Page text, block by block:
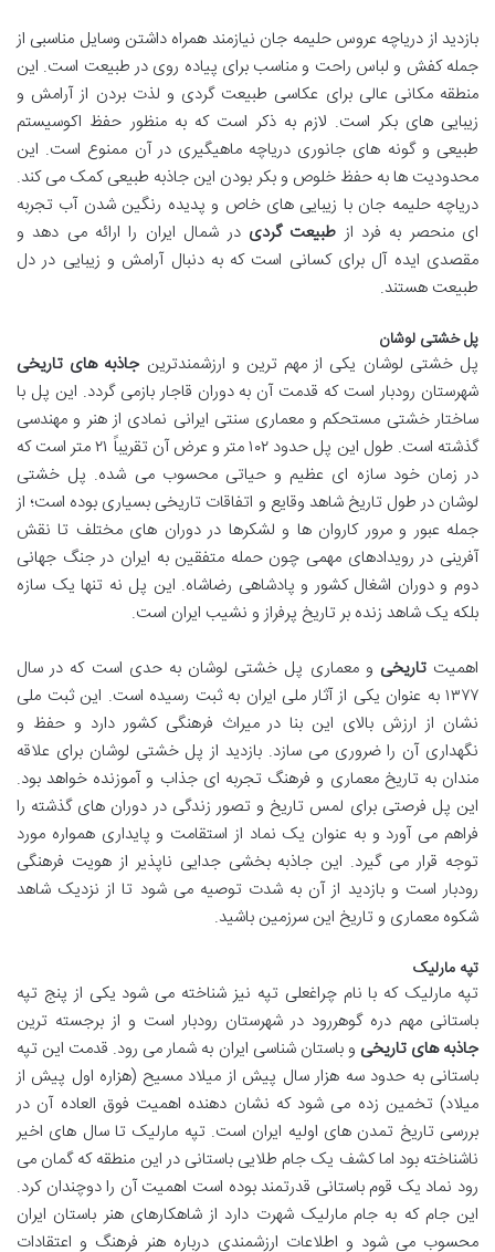
بازدید از دریاچه عروس حلیمه جان نیازمند همراه داشتن وسایل مناسبی از
جمله کفش و لباس راحت و مناسب برای پیاده روی در طبیعت است. این
منطقه مکانی عالی برای عکاسی طبیعت گردی و لذت بردن از آرامش و
زیبایی های بکر است. لازم به ذکر است که به منظور حفظ اکوسیستم
طبیعی و گونه های جانوری دریاچه ماهیگیری در آن ممنوع است. این
محدودیت ها به حفظ خلوص و بکر بودن این جاذبه طبیعی کمک می کند.
دریاچه حلیمه جان با زیبایی های خاص و پدیده رنگین شدن آب تجربه
ای منحصر به فرد از طبیعت گردی در شمال ایران را ارائه می دهد و
مقصدی ایده آل برای کسانی است که به دنبال آرامش و زیبایی در دل
طبیعت هستند.
پل خشتی لوشان
پل خشتی لوشان یکی از مهم ترین و ارزشمندترینجاذبه های تاریخی
شهرستان رودبار است که قدمت آن به دوران قاجار بازمی گردد. این پل با
ساختار خشتی مستحکم و معماری سنتی ایرانی نمادی از هنر و مهندسی
گذشته است. طول این پل حدود ۱۰۲ متر و عرض آن تقریباً ۲۱ متر است که
در زمان خود سازه ای عظیم و حیاتی محسوب می شده. پل خشتی
لوشان در طول تاریخ شاهد وقایع و اتفاقات تاریخی بسیاری بوده است؛ از
جمله عبور و مرور کاروان ها و لشکرها در دوران های مختلف تا نقش
آفرینی در رویدادهای مهمی چون حمله متفقین به ایران در جنگ جهانی
دوم و دوران اشغال کشور و پادشاهی رضاشاه. این پل نه تنها یک سازه
بلکه یک شاهد زنده بر تاریخ پرفراز و نشیب ایران است.
اهمیتتاریخی و معماری پل خشتی لوشان به حدی است که در سال
۱۳۷۷ به عنوان یکی از آثار ملی ایران به ثبت رسیده است. این ثبت ملی
نشان از ارزش بالای این بنا در میراث فرهنگی کشور دارد و حفظ و
نگهداری آن را ضروری می سازد. بازدید از پل خشتی لوشان برای علاقه
مندان به تاریخ معماری و فرهنگ تجربه ای جذاب و آموزنده خواهد بود.
این پل فرصتی برای لمس تاریخ و تصور زندگی در دوران های گذشته را
فراهم می آورد و به عنوان یک نماد از استقامت و پایداری همواره مورد
توجه قرار می گیرد. این جاذبه بخشی جدایی ناپذیر از هویت فرهنگی
رودبار است و بازدید از آن به شدت توصیه می شود تا از نزدیک شاهد
شکوه معماری و تاریخ این سرزمین باشید.
تپه مارلیک
تپه مارلیک که با نام چراغعلی تپه نیز شناخته می شود یکی از پنج تپه
باستانی مهم دره گوهررود در شهرستان رودبار است و از برجسته ترین
جاذبه های تاریخی و باستان شناسی ایران به شمار می رود. قدمت این تپه
باستانی به حدود سه هزار سال پیش از میلاد مسیح (هزاره اول پیش از
میلاد) تخمین زده می شود که نشان دهنده اهمیت فوق العاده آن در
بررسی تاریخ تمدن های اولیه ایران است. تپه مارلیک تا سال های اخیر
ناشناخته بود اما کشف یک جام طلایی باستانی در این منطقه که گمان می
رود نماد یک قوم باستانی قدرتمند بوده است اهمیت آن را دوچندان کرد.
این جام که به جام مارلیک شهرت دارد از شاهکارهای هنر باستان ایران
محسوب می شود و اطلاعات ارزشمندی درباره هنر فرهنگ و اعتقادات